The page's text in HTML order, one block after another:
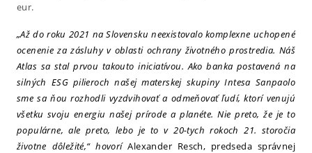
eur.
„Až do roku 2021 na Slovensku neexistovalo komplexne uchopené
ocenenie za zásluhy v oblasti ochrany životného prostredia. Náš
Atlas sa stal prvou takouto iniciatívou. Ako banka postavená na
silných ESG pilieroch našej materskej skupiny Intesa Sanpaolo
sme sa ňou rozhodli vyzdvihovať a odmeňovať ľudí, ktorí venujú
všetku svoju energiu našej prírode a planéte. Nie preto, že je to
populárne, ale preto, lebo je to v 20-tych rokoch 21. storočia
životne dôležité,“ hovoríAlexander Resch, predseda správnej